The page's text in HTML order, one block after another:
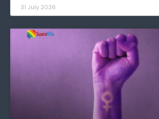
31 July 2026